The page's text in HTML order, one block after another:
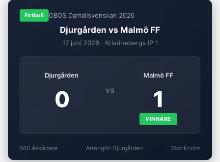
Fotboll OBOS Damallsvenskan 2026
Djurgården vs Malmö FF
17 juni 2026 · Kristinebergs IP 1
Djurgården
0 VS
Malmö FF
1
VINNARE
560 åskådare Arrangör: Djurgården Stockholm